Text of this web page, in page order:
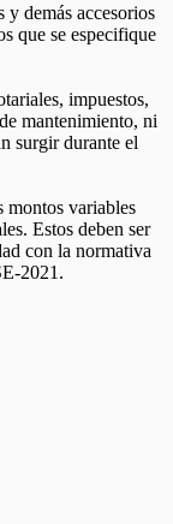
y demás accesorios
que se especifique
impuestos,
mantenimiento, ni
surgir durante el
montos variables
Estos deben ser
con la normativa
2021.